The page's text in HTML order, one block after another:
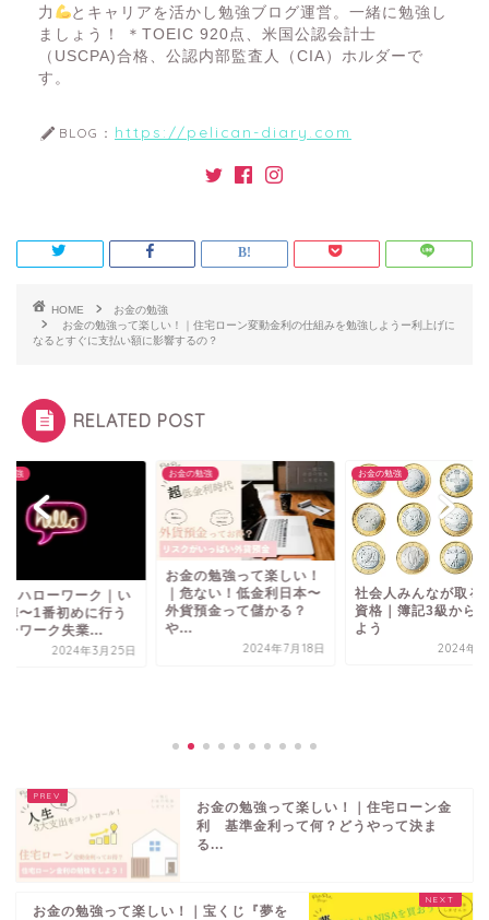
力
とキャリアを活かし勉強ブログ運営。一緒に勉強し
ましょう！ ＊TOEIC 920点、米国公認会計士
（USCPA)合格、公認内部監査人（CIA）ホルダーで
す。
BLOG： https://pelican-diary.com
HOME
お金の勉強
お金の勉強って楽しい！｜住宅ローン変動金利の仕組みを勉強しようー利上げに
なるとすぐに支払い額に影響するの？
RELATED POST
勉強
ハローワーク｜い
陣〜1番初めに行う
ーワーク失業...
2024年3月25日
お金の勉強
お金の勉強って楽しい！
｜危ない！低金利日本〜
外貨預金って儲かる？
や...
2024年7月18日
お金の勉強
社会人みんなが取る
資格｜簿記3級から
よう
2024年5
お金の勉強って楽しい！｜住宅ローン金
利 基準金利って何？どうやって決ま
る...
お金の勉強って楽しい！｜宝くじ『夢を